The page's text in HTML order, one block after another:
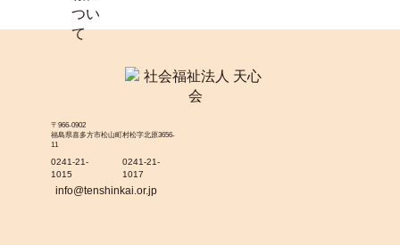
〒966-0902
福島県喜多方市松山町村松字北原3656-
11
0241-21-
1015
0241-21-
1017
info@tenshinkai.or.jp